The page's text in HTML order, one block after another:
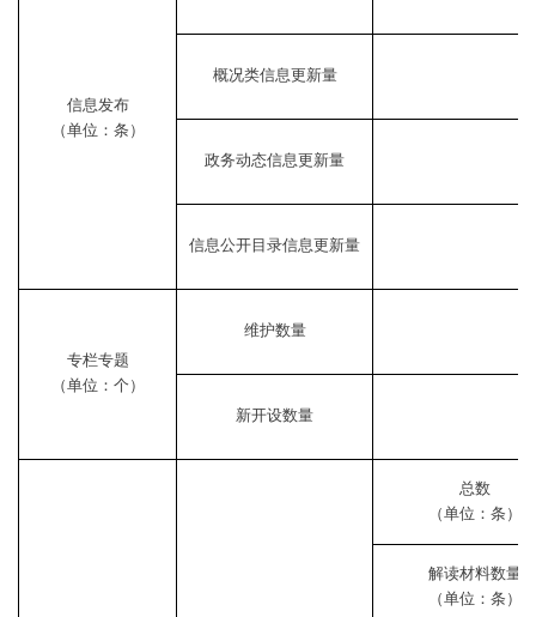
信息发布
（单位：条）
概况类信息更新量
政务动态信息更新量
信息公开目录信息更新量
专栏专题
（单位：个）
维护数量
新开设数量
总数
（单位：条）
解读材料数量
（单位：条）